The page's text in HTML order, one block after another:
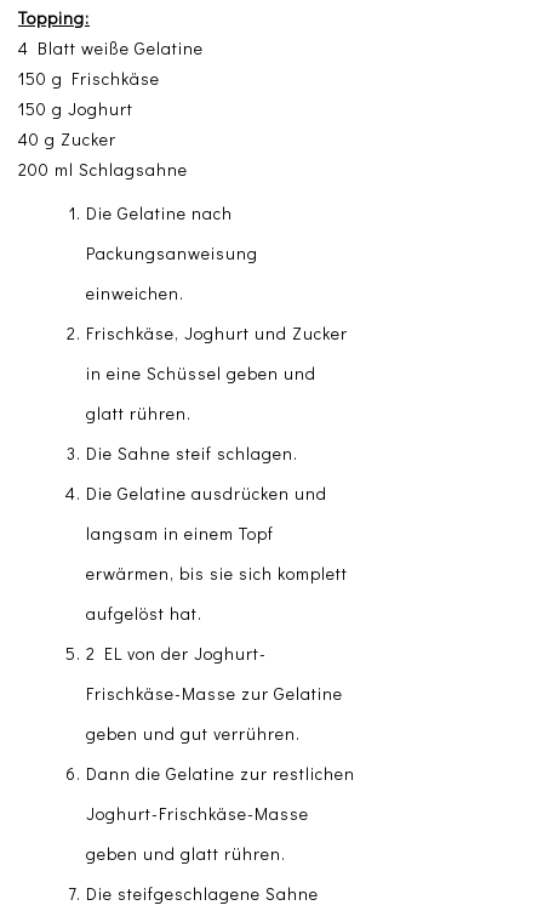
Topping:
4 Blatt weiße Gelatine
150 g Frischkäse
150 g Joghurt
40 g Zucker
200 ml Schlagsahne
Die Gelatine nach
Packungsanweisung
einweichen.
Frischkäse, Joghurt und Zucker
in eine Schüssel geben und
glatt rühren.
Die Sahne steif schlagen.
Die Gelatine ausdrücken und
langsam in einem Topf
erwärmen, bis sie sich komplett
aufgelöst hat.
2 EL von der Joghurt-
Frischkäse-Masse zur Gelatine
geben und gut verrühren.
Dann die Gelatine zur restlichen
Joghurt-Frischkäse-Masse
geben und glatt rühren.
Die steifgeschlagene Sahne